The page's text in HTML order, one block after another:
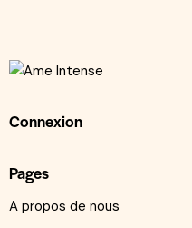
Connexion
Pages
A propos de nous